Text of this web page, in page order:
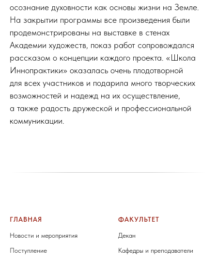
осознание духовности как основы жизни на Земле.
На закрытии программы все произведения были
продемонстрированы на выставке в стенах
Академии художеств, показ работ сопровождался
рассказом о концепции каждого проекта. «Школа
Иннопрактики» оказалась очень плодотворной
для всех участников и подарила много творческих
возможностей и надежд на их осуществление,
а также радость дружеской и профессиональной
коммуникации.
ГЛАВНАЯ
Новости и мероприятия
Поступление
ФАКУЛЬТЕТ
Декан
Кафедры и преподаватели